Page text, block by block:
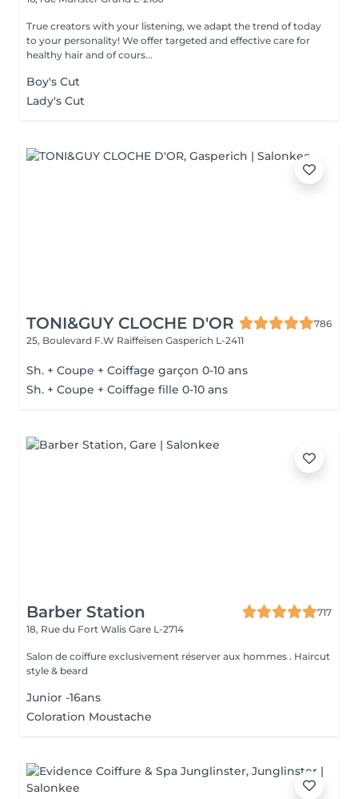
True creators with your listening, we adapt the trend of today
to your personality! We offer targeted and effective care for
healthy hair and of cours...
Boy's Cut
Lady's Cut
TONI&GUY CLOCHE D'OR
786
25, Boulevard F.W Raiffeisen Gasperich L-2411
Sh. + Coupe + Coiffage garçon 0-10 ans
Sh. + Coupe + Coiffage fille 0-10 ans
Barber Station
717
18, Rue du Fort Walis Gare L-2714
Salon de coiffure exclusivement réserver aux hommes . Haircut
style & beard
Junior -16ans
Coloration Moustache